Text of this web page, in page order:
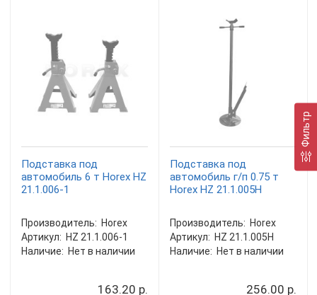
Фильтр
Подставка под
автомобиль 6 т Horex HZ
21.1.006-1
Производитель: Horex
Артикул: HZ 21.1.006-1
Наличие: Нет в наличии
163.20 р.
Подставка под
автомобиль г/п 0.75 т
Horex HZ 21.1.005H
Производитель: Horex
Артикул: HZ 21.1.005H
Наличие: Нет в наличии
256.00 р.